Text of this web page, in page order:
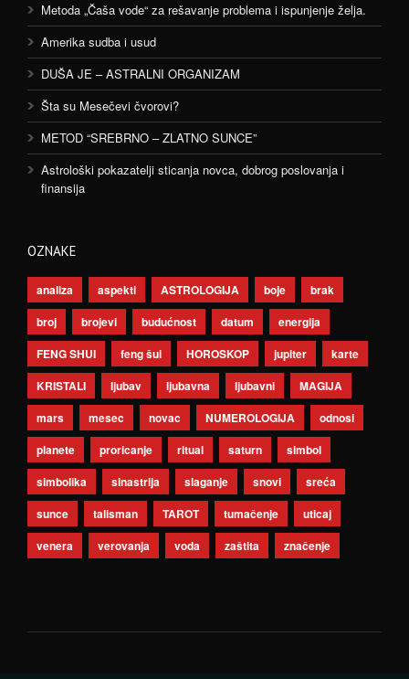
Metoda „Čaša vode“ za rešavanje problema i ispunjenje želja.
Amerika sudba i usud
DUŠA JE – ASTRALNI ORGANIZAM
Šta su Mesečevi čvorovi?
METOD “SREBRNO – ZLATNO SUNCE”
Astrološki pokazatelji sticanja novca, dobrog poslovanja i
finansija
OZNAKE
analiza aspekti ASTROLOGIJA boje
brak
broj
brojevi budućnost datum
energija
FENG SHUI
feng šui HOROSKOP jupiter
karte
KRISTALI
ljubav ljubavna ljubavni
MAGIJA
mars
mesec novac NUMEROLOGIJA
odnosi
planete
proricanje ritual saturn
simbol
simbolika
sinastrija slaganje snovi
sreća
sunce
talisman TAROT tumačenje
uticaj
venera
verovanja voda zaštita značenje